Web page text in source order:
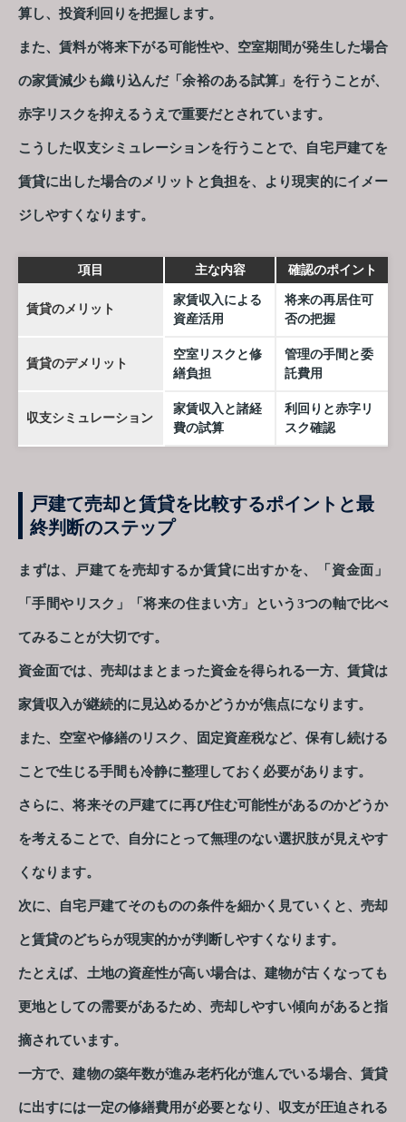
算し、投資利回りを把握します。
また、賃料が将来下がる可能性や、空室期間が発生した場合
の家賃減少も織り込んだ「余裕のある試算」を行うことが、
赤字リスクを抑えるうえで重要だとされています。
こうした収支シミュレーションを行うことで、自宅戸建てを
賃貸に出した場合のメリットと負担を、より現実的にイメー
ジしやすくなります。
項目 主な内容 確認のポイント
賃貸のメリット
家賃収入による
資産活用
将来の再居住可
否の把握
賃貸のデメリット
空室リスクと修
繕負担
管理の手間と委
託費用
収支シミュレーション
家賃収入と諸経
費の試算
利回りと赤字リ
スク確認
戸建て売却と賃貸を比較するポイントと最
終判断のステップ
まずは、戸建てを売却するか賃貸に出すかを、「資金面」
「手間やリスク」「将来の住まい方」という3つの軸で比べ
てみることが大切です。
資金面では、売却はまとまった資金を得られる一方、賃貸は
家賃収入が継続的に見込めるかどうかが焦点になります。
また、空室や修繕のリスク、固定資産税など、保有し続ける
ことで生じる手間も冷静に整理しておく必要があります。
さらに、将来その戸建てに再び住む可能性があるのかどうか
を考えることで、自分にとって無理のない選択肢が見えやす
くなります。
次に、自宅戸建てそのものの条件を細かく見ていくと、売却
と賃貸のどちらが現実的かが判断しやすくなります。
たとえば、土地の資産性が高い場合は、建物が古くなっても
更地としての需要があるため、売却しやすい傾向があると指
摘されています。
一方で、建物の築年数が進み老朽化が進んでいる場合、賃貸
に出すには一定の修繕費用が必要となり、収支が圧迫される